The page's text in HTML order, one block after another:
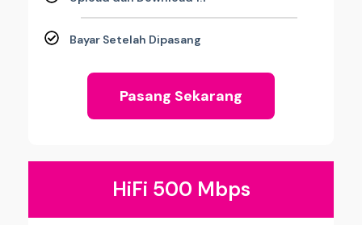
Bayar Setelah Dipasang
Pasang Sekarang
HiFi 500 Mbps